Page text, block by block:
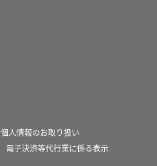
個人情報のお取り扱い
電子決済等代行業に係る表示